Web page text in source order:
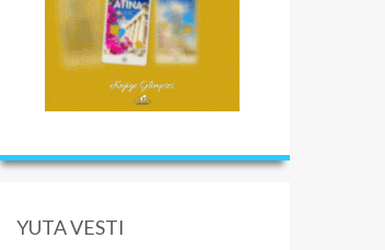
YUTA VESTI